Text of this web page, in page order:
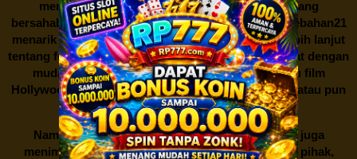
membayar biaya tertentu. Dengan antarmuka yang
bersahabat dan koleksi film yang cukup lengkap,Rebahan21
menarik minat banyak orang untuk mencari tahu lebih lanjut
tentang fenomena ini. Sebagai pengguna, Anda dapat dengan
mudah mencari film yang ingin ditonton, baik itu film
Hollywood terbaru, drama Korea yang sedang hits, atau pun
produksi film lokal dengan kualitas terbaik.
Namun, seperti halnya cerita manis,Rebahan21juga
menimbulkan kontroversi di industri film. Banyak pihak,